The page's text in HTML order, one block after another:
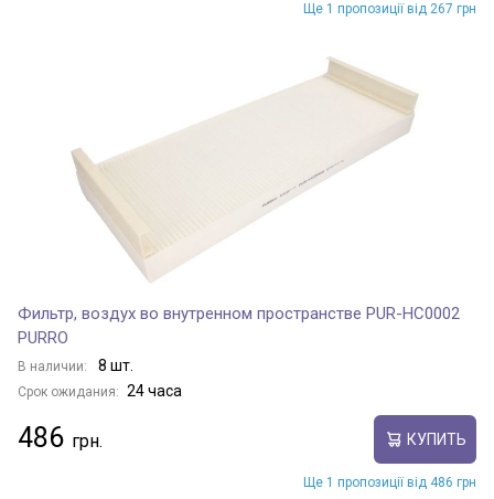
Ще 1 пропозиції від 267 грн
Фильтр, воздух во внутренном пространстве PUR-HC0002
PURRO
В наличии: 8 шт.
Срок ожидания: 24 часа
486 КУПИТЬ
Ще 1 пропозиції від 486 грн